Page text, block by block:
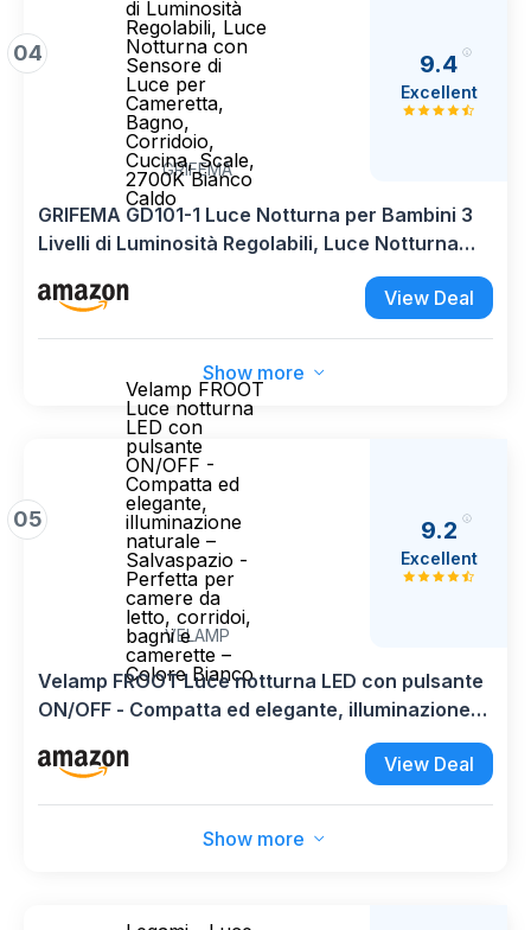
04
di Luminosità
Regolabili, Luce
Notturna con
Sensore di
Luce per
Cameretta,
Bagno,
Corridoio,
Cucina, Scale,
2700K Bianco
Caldo
GRIFEMA
9.4
Excellent
GRIFEMA GD101-1 Luce Notturna per Bambini 3
Livelli di Luminosità Regolabili, Luce Notturna
con Sensore di Luce per Cameretta, Bagno,
Corridoio, Cucina, Scale, 2700K Bianco Caldo
View Deal
Show more
05
Velamp FROOT
Luce notturna
LED con
pulsante
ON/OFF -
Compatta ed
elegante,
illuminazione
naturale –
Salvaspazio -
Perfetta per
camere da
letto, corridoi,
bagni e
camerette –
Colore Bianco
VELAMP
9.2
Excellent
Velamp FROOT Luce notturna LED con pulsante
ON/OFF - Compatta ed elegante, illuminazione
naturale – Salvaspazio - Perfetta per camere da
letto, corridoi, bagni e camerette – ColoreView Deal
Show more